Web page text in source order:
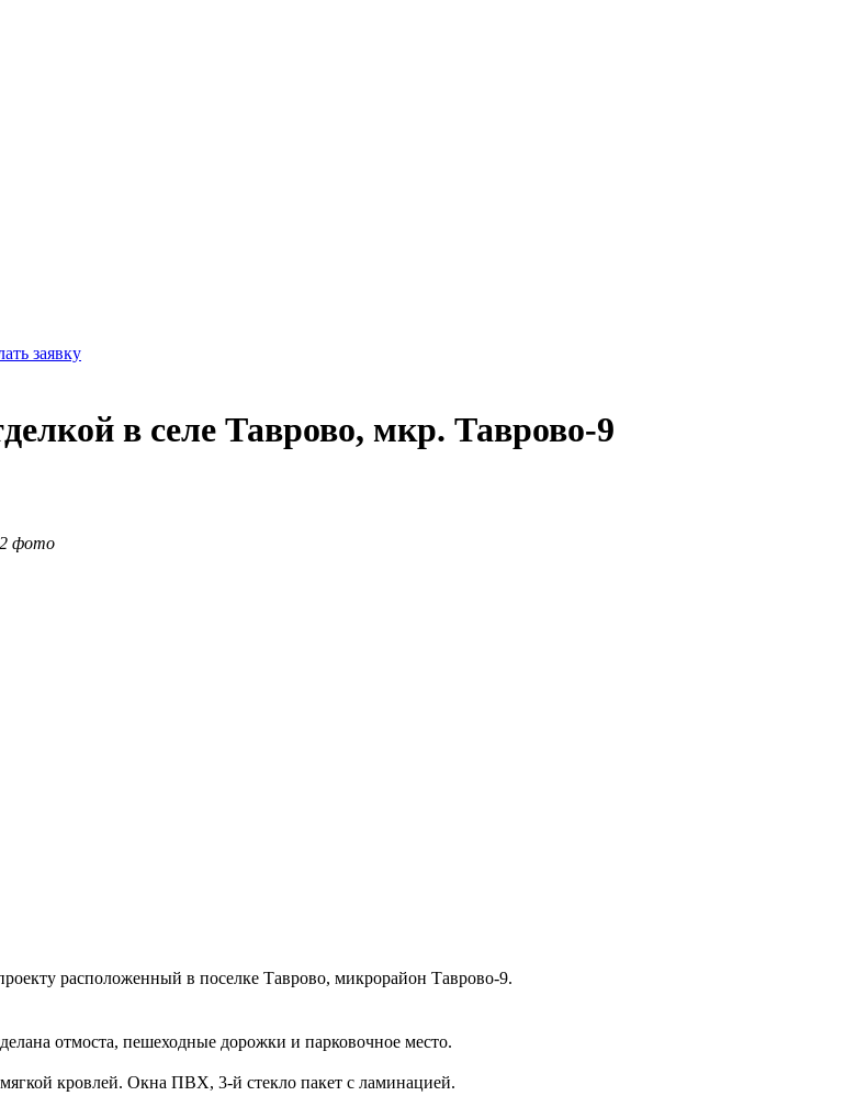
заявку
в селе Таврово, мкр. Таврово-9
фото
расположенный в поселке Таврово, микрорайон Таврово-9.
отмоста, пешеходные дорожки и парковочное место.
кровлей. Окна ПВХ, 3-й стекло пакет с ламинацией.